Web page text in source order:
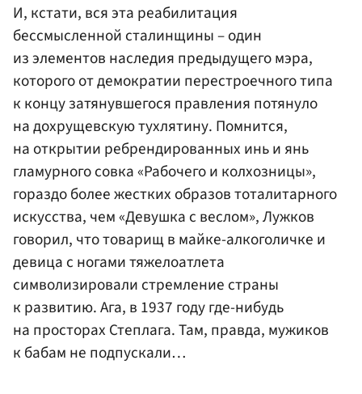
И, кстати, вся эта реабилитация
бессмысленной сталинщины – один
из элементов наследия предыдущего мэра,
которого от демократии перестроечного типа
к концу затянувшегося правления потянуло
на дохрущевскую тухлятину. Помнится,
на открытии ребрендированных инь и янь
гламурного совка «Рабочего и колхозницы»,
гораздо более жестких образов тоталитарного
искусства, чем «Девушка с веслом», Лужков
говорил, что товарищ в майке-алкоголичке и
девица с ногами тяжелоатлета
символизировали стремление страны
к развитию. Ага, в 1937 году где-нибудь
на просторах Степлага. Там, правда, мужиков
к бабам не подпускали…